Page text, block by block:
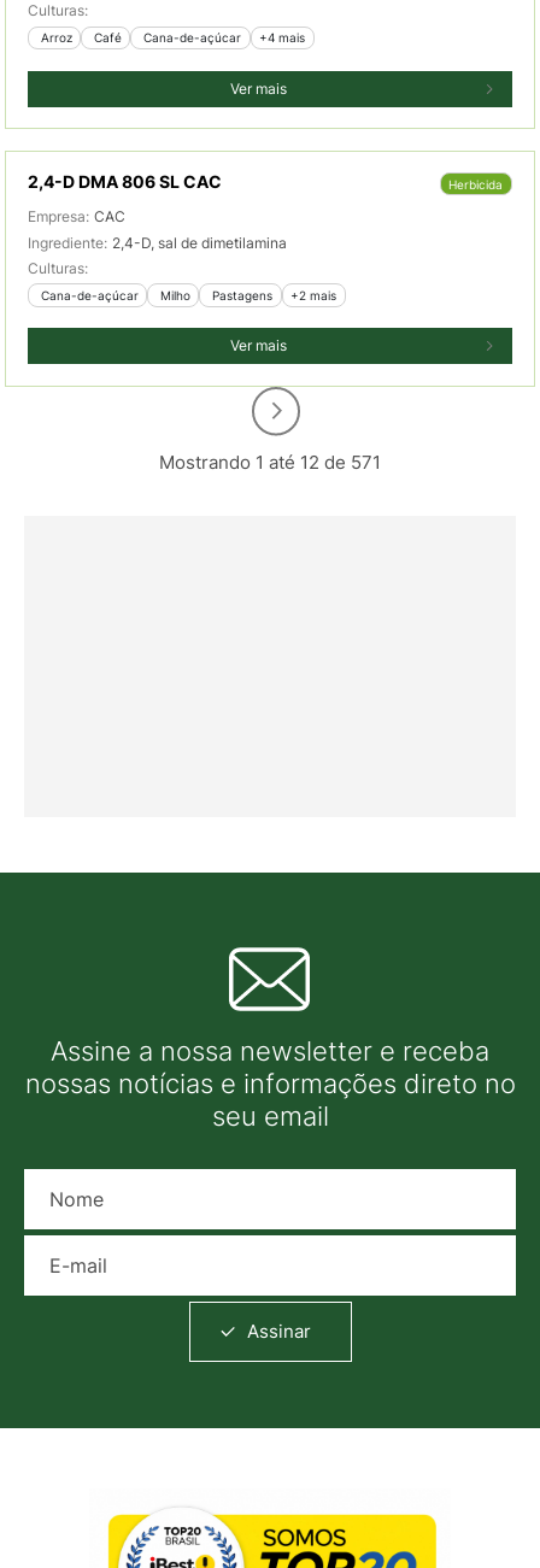
Culturas:
Arroz Café Cana-de-açúcar +4 mais
Ver mais
2,4-D DMA 806 SL CAC Herbicida
Empresa: CAC
Ingrediente: 2,4-D, sal de dimetilamina
Culturas:
Cana-de-açúcar Milho Pastagens +2 mais
Ver mais
Mostrando 1 até 12 de 571
Assine a nossa newsletter e receba
nossas notícias e informações direto no
seu email
Assinar